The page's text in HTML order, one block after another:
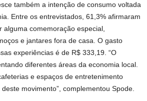
também a intenção de consumo voltada
Entre os entrevistados, 61,3% afirmaram
comemoração especial,
e jantares fora de casa. O gasto
experiências é de R$ 333,19. “O
diferentes áreas da economia local.
e espaços de entretenimento
movimento”, complementou Spode.